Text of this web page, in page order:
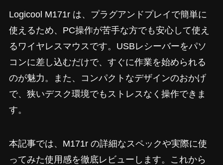
Logicool M171r は、プラグアンドプレイで簡単に
使えるため、PC操作が苦手な方でも安心して使え
るワイヤレスマウスです。USBレシーバーをパソ
コンに差し込むだけで、すぐに作業を始められる
のが魅力。また、コンパクトなデザインのおかげ
で、狭いデスク環境でもストレスなく操作できま
す。
本記事では、M171r の詳細なスペックや実際に使
ってみた使用感を徹底レビューします。これから